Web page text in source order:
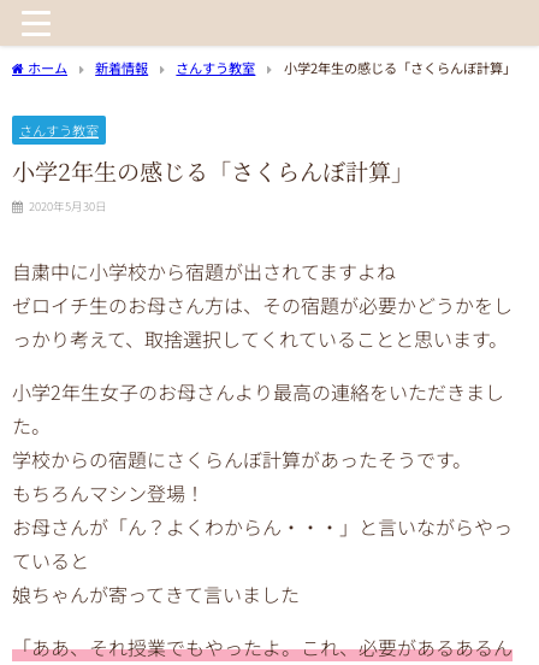
ホーム 新着情報 さんすう教室 小学2年生の感じる「さくらんぼ計算」
さんすう教室
小学2年生の感じる「さくらんぼ計算」
2020年5月30日
自粛中に小学校から宿題が出されてますよね
ゼロイチ生のお母さん方は、その宿題が必要かどうかをし
っかり考えて、取捨選択してくれていることと思います。
小学2年生女子のお母さんより最高の連絡をいただきまし
た。
学校からの宿題にさくらんぼ計算があったそうです。
もちろんマシン登場！
お母さんが「ん？よくわからん・・・」と言いながらやっ
ていると
娘ちゃんが寄ってきて言いました
「ああ、それ授業でもやったよ。これ、必要があるあるん